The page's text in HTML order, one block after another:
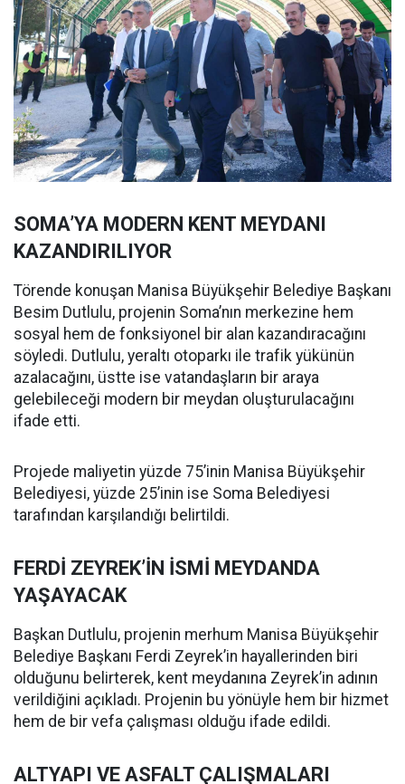
SOMA’YA MODERN KENT MEYDANI
KAZANDIRILIYOR
Törende konuşan Manisa Büyükşehir Belediye Başkanı
Besim Dutlulu, projenin Soma’nın merkezine hem
sosyal hem de fonksiyonel bir alan kazandıracağını
söyledi. Dutlulu, yeraltı otoparkı ile trafik yükünün
azalacağını, üstte ise vatandaşların bir araya
gelebileceği modern bir meydan oluşturulacağını
ifade etti.
Projede maliyetin yüzde 75’inin Manisa Büyükşehir
Belediyesi, yüzde 25’inin ise Soma Belediyesi
tarafından karşılandığı belirtildi.
FERDİ ZEYREK’İN İSMİ MEYDANDA
YAŞAYACAK
Başkan Dutlulu, projenin merhum Manisa Büyükşehir
Belediye Başkanı Ferdi Zeyrek’in hayallerinden biri
olduğunu belirterek, kent meydanına Zeyrek’in adının
verildiğini açıkladı. Projenin bu yönüyle hem bir hizmet
hem de bir vefa çalışması olduğu ifade edildi.
ALTYAPI VE ASFALT ÇALIŞMALARI